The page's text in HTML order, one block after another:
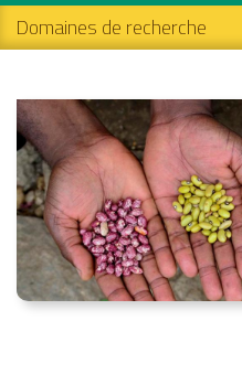
Main navigation
Domaines de recherche